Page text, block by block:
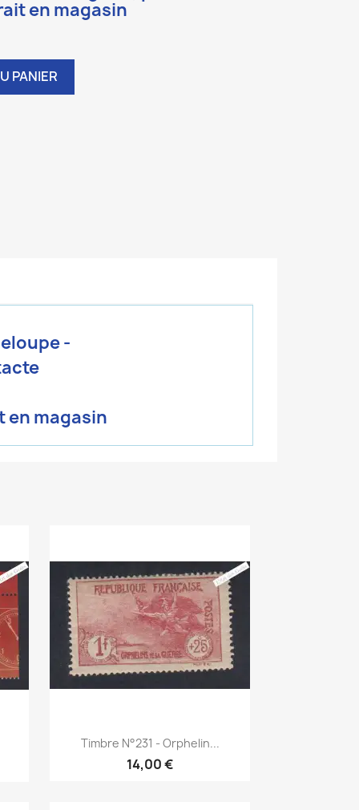
en magasin
PANIER
-
en magasin
Timbre N°231 - Orphelin...
14,00 €
Aperçu rapide